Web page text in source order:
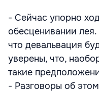
- Сейчас упорно
обесценивании
что девальвация
уверены, что,
такие
- Разговоры об